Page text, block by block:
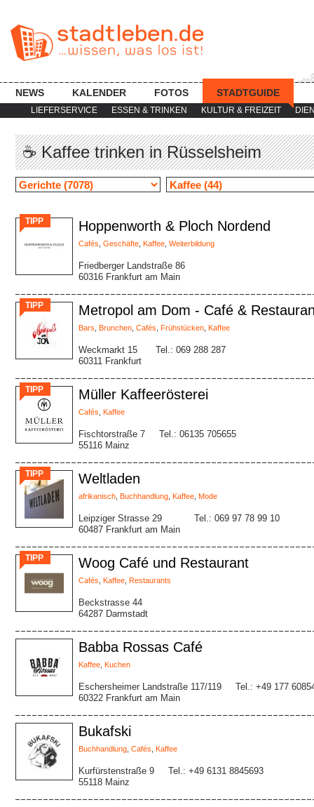
LIEFERSERVICE ESSEN & TRINKEN KULTUR & FREIZEIT
NEWS KALENDER FOTOS STADTGUIDE
☕ Kaffee trinken in Rüsselsheim
TIPP Hoppenworth & Ploch Nordend
Cafés Geschäfte Kaffee Weiterbildung
Friedberger Landstraße 86
60316 Frankfurt am Main
TIPP Metropol am Dom - Café &
Bars Brunchen Cafés Frühstücken Kaffee
Weckmarkt 15
60311 Frankfurt
Tel.: 069 288 287
TIPP Müller Kaffeerösterei
Cafés Kaffee
Fischtorstraße 7
55116 Mainz
Tel.: 06135 705655
TIPP Weltladen
afrikanisch Buchhandlung Kaffee Mode
Leipziger Strasse 29
60487 Frankfurt am Main
Tel.: 069 97 78 99 10
TIPP Woog Café und Restaurant
Cafés Kaffee Restaurants
Beckstrasse 44
64287 Darmstadt
Babba Rossas Café
Kaffee Kuchen
Eschersheimer Landstraße 117/119
60322 Frankfurt am Main
Tel.: +49 177
Bukafski
Buchhandlung Cafés Kaffee
Kurfürstenstraße 9
55118 Mainz
Tel.: +49 6131 8845693